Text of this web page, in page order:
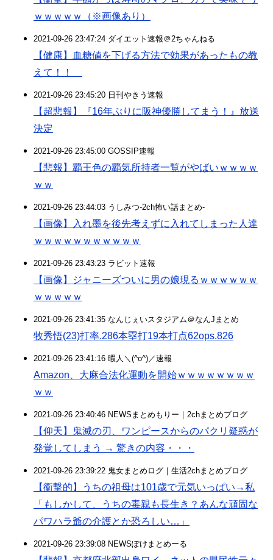
ｗｗｗｗｗ（※画像あり）
2021-09-26 23:47:24 ダイエット速報＠2ちゃんねる
【健康】血糖値を下げる方法で効果があったもの教
えて！！
2021-09-26 23:45:20 日刊やきう速報
【超悲報】『16年ぶりに阪神優勝してまう！』放送
決定
2021-09-26 23:45:00 GOSSIP速報
【悲報】覇王色の覇気所持者一覧がやばいｗｗｗｗ
ｗｗ
2021-09-26 23:44:03 うしみつ-2ch怖い話まとめ-
【画像】入れ墨を後先考えずに入れてしまった人達
ｗｗｗｗｗｗｗｗｗｗｗ
2021-09-26 23:43:23 ラビット速報
【画像】ジャニーズついに男の娘現るｗｗｗｗｗｗ
ｗｗｗｗｗ
2021-09-26 23:41:35 なんじぇいスタジアム＠なんJまとめ
牧秀悟(23)打率.286本塁打19本打点62ops.826
2021-09-26 23:41:16 暇人＼(^o^)／速報
Amazon、大麻合法化運動を開始ｗｗｗｗｗｗｗｗ
ｗｗ
2021-09-26 23:40:46 NEWSまとめもりー｜2chまとめブログ
【仰天】鬼滅の刃、ワンピースからのパクリ疑惑が
発覚してしまう → 驚きの内容・・・
2021-09-26 23:39:22 鬼女まとめログ｜生活2chまとめブログ
【衝撃的】うちの祖母は101歳で元気いっぱい→私
「もしかして、うちの毒親も長生き？あんな頑固な
パワハラ爺の介護とか恐ろしい…」
2021-09-26 23:39:08 NEWSぽけまとめーる